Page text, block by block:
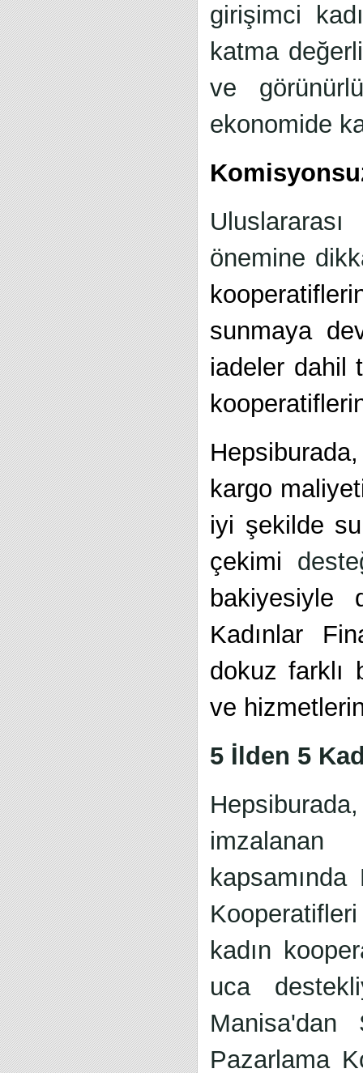
girişimci
katma
ve
ekonomide
önemine
sunmaya
iadeler dahil
kargo
iyi şekilde
çekimi
bakiyesiyle
Kadınlar
dokuz farklı
ve
5 İlden 5
imzalanan
kadın
uca
Pazarlama